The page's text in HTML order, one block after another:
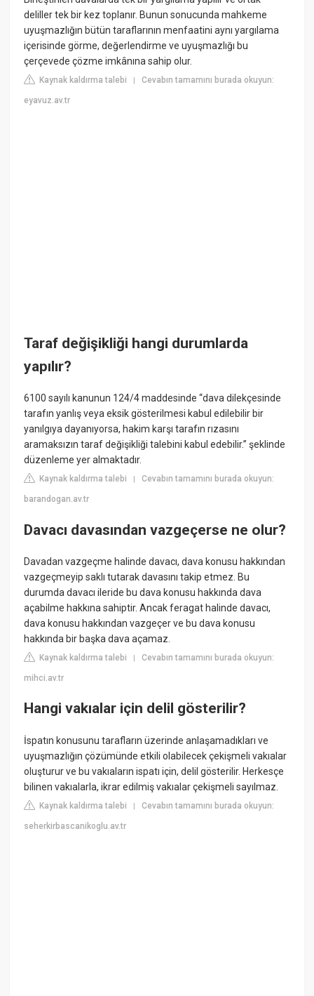
deliller tek bir kez toplanır. Bunun sonucunda mahkeme
uyuşmazlığın bütün taraflarının menfaatini aynı yargılama
içerisinde görme, değerlendirme ve uyuşmazlığı bu
çerçevede çözme imkânına sahip olur.
Kaynak kaldırma talebi |Cevabın tamamını burada okuyun:
eyavuz.av.tr
Taraf değişikliği hangi durumlarda
yapılır?
6100 sayılı kanunun 124/4 maddesinde “dava dilekçesinde
tarafın yanlış veya eksik gösterilmesi kabul edilebilir bir
yanılgıya dayanıyorsa, hakim karşı tarafın rızasını
aramaksızın taraf değişikliği talebini kabul edebilir.” şeklinde
düzenleme yer almaktadır.
Kaynak kaldırma talebi |Cevabın tamamını burada okuyun:
barandogan.av.tr
Davacı davasından vazgeçerse ne olur?
Davadan vazgeçme halinde davacı, dava konusu hakkından
vazgeçmeyip saklı tutarak davasını takip etmez. Bu
durumda davacı ileride bu dava konusu hakkında dava
açabilme hakkına sahiptir. Ancak feragat halinde davacı,
dava konusu hakkından vazgeçer ve bu dava konusu
hakkında bir başka dava açamaz.
Kaynak kaldırma talebi |Cevabın tamamını burada okuyun:
mihci.av.tr
Hangi vakıalar için delil gösterilir?
İspatın konusunu tarafların üzerinde anlaşamadıkları ve
uyuşmazlığın çözümünde etkili olabilecek çekişmeli vakıalar
oluşturur ve bu vakıaların ispatı için, delil gösterilir. Herkesçe
bilinen vakıalarla, ikrar edilmiş vakıalar çekişmeli sayılmaz.
Kaynak kaldırma talebi |Cevabın tamamını burada okuyun:
seherkirbascanikoglu.av.tr